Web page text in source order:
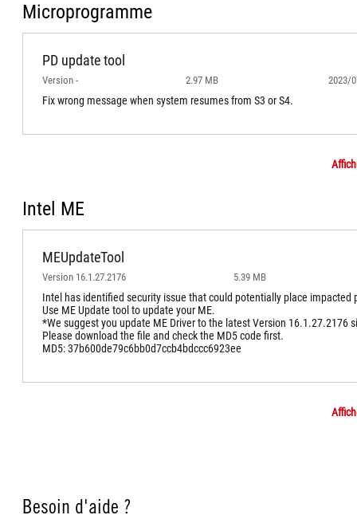
Microprogramme
PD update tool
Version - 2.97 MB 2023/
Fix wrong message when system resumes from S3 or S4.
Intel ME
MEUpdateTool
Version 16.1.27.2176 5.39 MB
Intel has identified security issue that could potentially place impacted
Use ME Update tool to update your ME.
*We suggest you update ME Driver to the latest Version 16.1.27.2176
Please download the file and check the MD5 code first.
MD5: 37b600de79c6bb0d7ccb4bdccc6923ee
Besoin d'aide ?